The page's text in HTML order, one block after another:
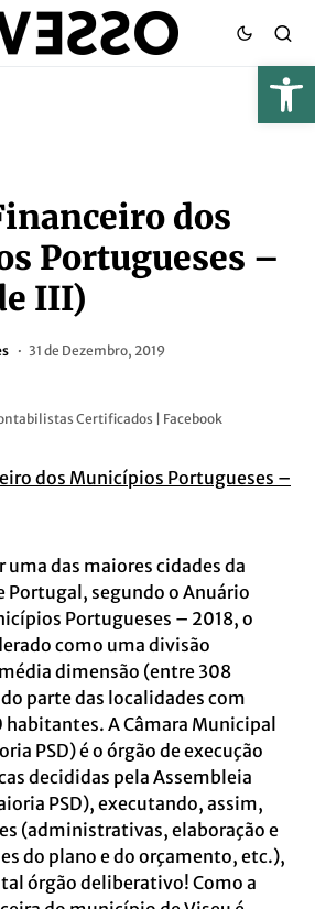
dos
Portugueses –
III)
31 de Dezembro, 2019
Certificados | Facebook
dos Municípios Portugueses –
uma das maiores cidades da
Portugal, segundo o Anuário
Portugueses – 2018, o
como uma divisão
dimensão (entre 308
parte das localidades com
A Câmara Municipal
PSD) é o órgão de execução
decididas pela Assembleia
PSD), executando, assim,
(administrativas, elaboração e
do plano e do orçamento, etc.),
órgão deliberativo! Como a